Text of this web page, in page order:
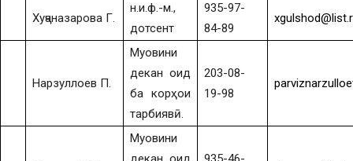
Хуҷаназарова Г.
н.и.ф.-м.,
дотсент
935-97-
84-89
Нарзуллоев П.
Муовини
декан оид
ба корҳои
тарбиявӣ.
203-08-
19-98
Муовини